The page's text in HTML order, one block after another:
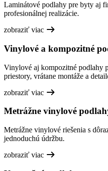
Laminátové podlahy pre byty aj
profesionálnej realizácie.
zobraziť viac
Vinylové a kompozitné
Vinylové aj kompozitné podlahy
priestory, vrátane montáže a
zobraziť viac
Metrážne vinylové
Metrážne vinylové riešenia s
jednoduchú údržbu.
zobraziť viac